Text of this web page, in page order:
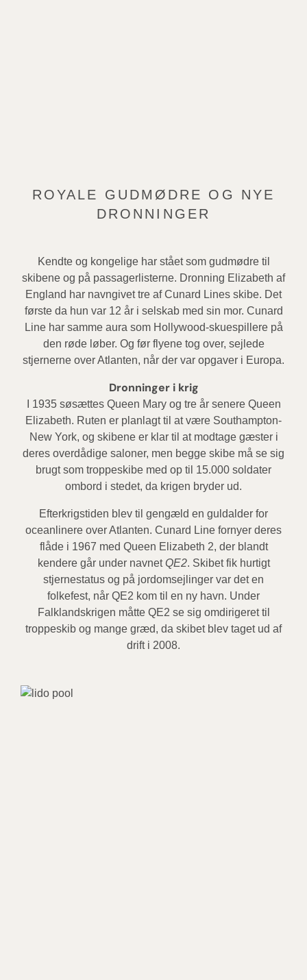
ROYALE GUDMØDRE OG NYE
DRONNINGER
Kendte og kongelige har stået som gudmødre til
skibene og på passagerlisterne. Dronning Elizabeth af
England har navngivet tre af Cunard Lines skibe. Det
første da hun var 12 år i selskab med sin mor. Cunard
Line har samme aura som Hollywood-skuespillere på
den røde løber. Og før flyene tog over, sejlede
stjernerne over Atlanten, når der var opgaver i Europa.
Dronninger i krig
I 1935 søsættes Queen Mary og tre år senere Queen
Elizabeth. Ruten er planlagt til at være Southampton-
New York, og skibene er klar til at modtage gæster i
deres overdådige saloner, men begge skibe må se sig
brugt som troppeskibe med op til 15.000 soldater
ombord i stedet, da krigen bryder ud.
Efterkrigstiden blev til gengæld en guldalder for
oceanlinere over Atlanten. Cunard Line fornyer deres
flåde i 1967 med Queen Elizabeth 2, der blandt
kendere går under navnetQE2. Skibet fik hurtigt
stjernestatus og på jordomsejlinger var det en
folkefest, når QE2 kom til en ny havn. Under
Falklandskrigen måtte QE2 se sig omdirigeret til
troppeskib og mange græd, da skibet blev taget ud af
drift i 2008.